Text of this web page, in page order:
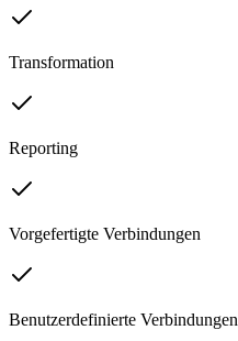
Transformation
Reporting
Vorgefertigte Verbindungen
Benutzerdefinierte Verbindungen